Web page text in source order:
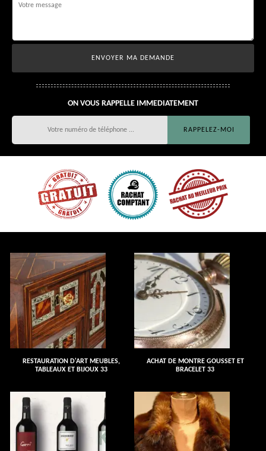
ON VOUS RAPPELLE IMMEDIATEMENT
RESTAURATION D'ART MEUBLES,
TABLEAUX ET BIJOUX 33
ACHAT DE MONTRE GOUSSET ET
BRACELET 33